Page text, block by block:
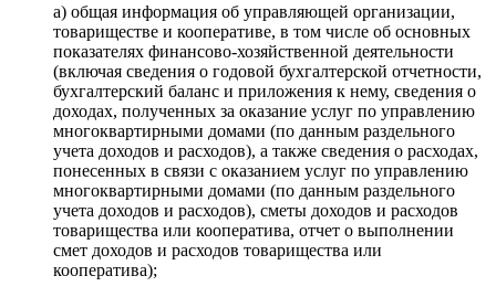
а) общая информация об управляющей организации,
товариществе и кооперативе, в том числе об основных
показателях финансово-хозяйственной деятельности
(включая сведения о годовой бухгалтерской отчетности,
бухгалтерский баланс и приложения к нему, сведения о
доходах, полученных за оказание услуг по управлению
многоквартирными домами (по данным раздельного
учета доходов и расходов), а также сведения о расходах,
понесенных в связи с оказанием услуг по управлению
многоквартирными домами (по данным раздельного
учета доходов и расходов), сметы доходов и расходов
товарищества или кооператива, отчет о выполнении
смет доходов и расходов товарищества или
кооператива);